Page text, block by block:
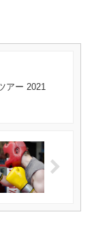
アー 2021